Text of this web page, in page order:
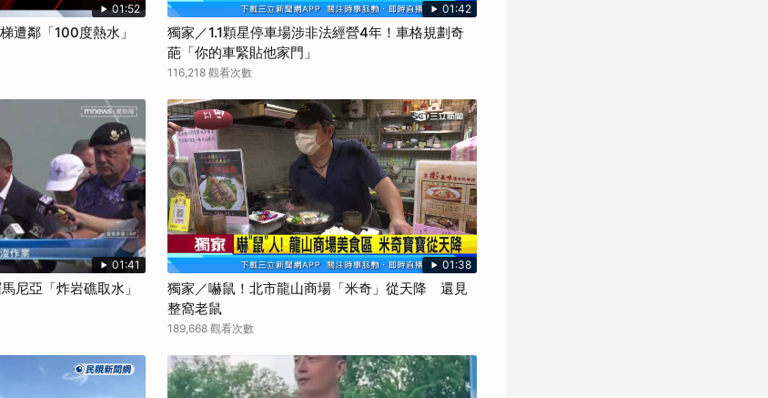
01:52
遭鄰「100度熱水」
01:42
獨家／1.1顆星停車場涉非法經營4年！車格規劃奇
葩「你的車緊貼他家門」
116,218 觀看次數
01:41
尼亞「炸岩礁取水」
01:38
獨家／嚇鼠！北市龍山商場「米奇」從天降 還見
整窩老鼠
189,668 觀看次數